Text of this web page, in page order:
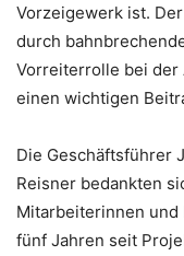
Vorzeigewerk ist.
durch
Vorreiterrolle bei der
einen wichtigen
Die Geschäftsführer
Reisner bedankten
Mitarbeiterinnen und
fünf Jahren seit